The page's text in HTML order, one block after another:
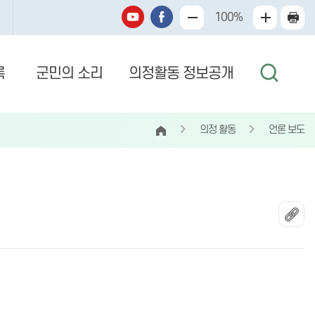
100%
군민의 소리 의정활동 정보공개
의정 활동 언론 보도